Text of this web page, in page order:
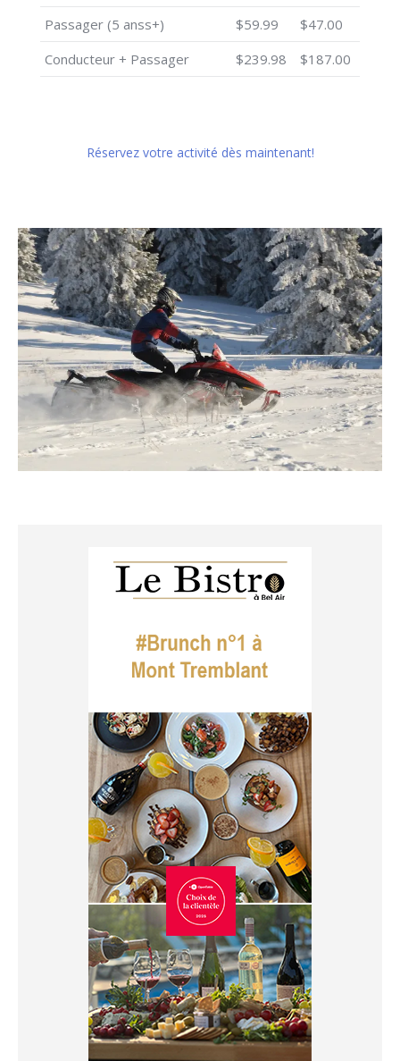
Passager (5 anss+)
$59.99
$47.00
Conducteur + Passager
$239.98 $187.00
Réservez votre activité dès maintenant!